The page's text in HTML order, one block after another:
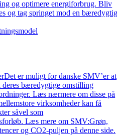
og optimere energiforbrug. Bliv
og tag springet mod en
Det er muligt for danske SMV’er at
bæredygtige omstilling
Læs nærmere om disse på
virksomheder kan få
såvel som
Læs mere om SMV:Grøn,
og CO2-puljen på denne side.